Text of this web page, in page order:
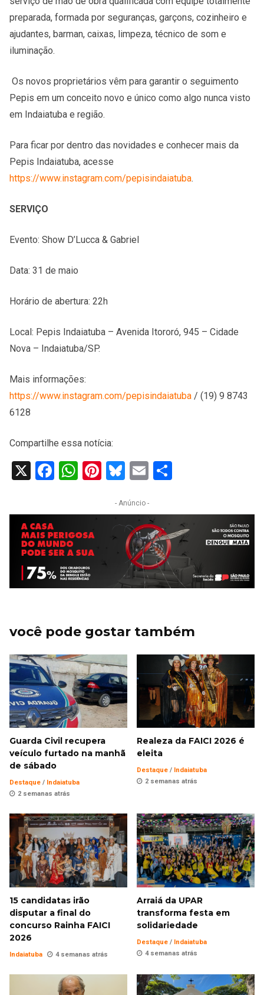
preparada, formada por seguranças, garçons, cozinheiro e
ajudantes, barman, caixas, limpeza, técnico de som e
iluminação.
Os novos proprietários vêm para garantir o seguimento
Pepis em um conceito novo e único como algo nunca visto
em Indaiatuba e região.
Para ficar por dentro das novidades e conhecer mais da
Pepis Indaiatuba, acesse
https://www.instagram.com/pepisindaiatuba.
SERVIÇO
Evento: Show D’Lucca & Gabriel
Data: 31 de maio
Horário de abertura: 22h
Local: Pepis Indaiatuba – Avenida Itororó, 945 – Cidade
Nova – Indaiatuba/SP.
Mais informações:
https://www.instagram.com/pepisindaiatuba / (19) 9 8743
6128
Compartilhe essa notícia:
X Facebook
WhatsApp
Pinterest
Bluesky
Email
- Anúncio -
você pode gostar também
Guarda Civil recupera
veículo furtado na manhã
de sábado
Destaque / Indaiatuba
2 semanas atrás
Realeza da FAICI 2026 é
eleita
Destaque / Indaiatuba
2 semanas atrás
15 candidatas irão
disputar a final do
concurso Rainha FAICI
2026
Indaiatuba 4 semanas atrás
Arraiá da UPAR
transforma festa em
solidariedade
Destaque / Indaiatuba
4 semanas atrás